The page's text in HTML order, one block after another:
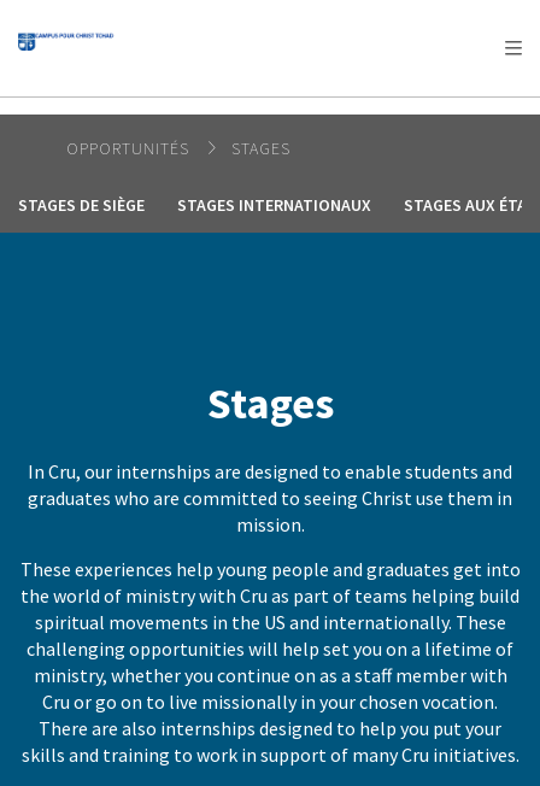
AFRICA
OCEANIA
OPPORTUNITÉS STAGES
STAGES DE SIÈGE STAGES INTERNATIONAUX STAGES AUX
Stages
In Cru, our internships are designed to enable students and
graduates who are committed to seeing Christ use them in
mission.
These experiences help young people and graduates get into
the world of ministry with Cru as part of teams helping build
spiritual movements in the US and internationally. These
challenging opportunities will help set you on a lifetime of
ministry, whether you continue on as a staff member with
Cru or go on to live missionally in your chosen vocation.
There are also internships designed to help you put your
skills and training to work in support of many Cru initiatives.